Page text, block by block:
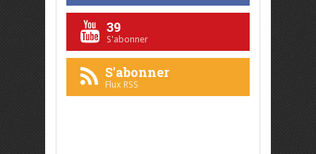
39
S'abonner
S'abonner
Flux RSS